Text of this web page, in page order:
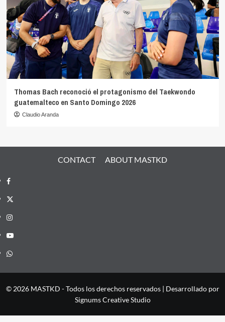
Thomas Bach reconoció el protagonismo del Taekwondo
guatemalteco en Santo Domingo 2026
Claudio Aranda
CONTACT ABOUT MASTKD
Facebook
X
Instagram
YouTube
Whatsapp